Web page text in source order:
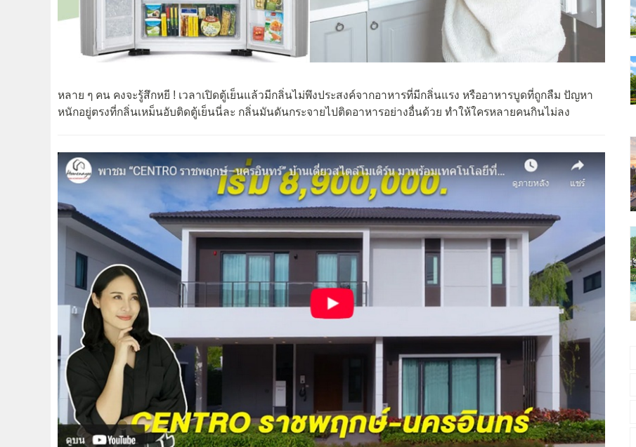
หลาย ๆ คน คงจะรู้สึกหยี ! เวลาเปิดตู้เย็นแล้วมีกลิ่นไม่พึงประสงค์จากอาหารที่มีกลิ่นแรง หรืออาหารบูดที่ถูกลืม ปัญหา
หนักอยู่ตรงที่กลิ่นเหม็นอับติดตู้เย็นนี่ละ กลิ่นมันดันกระจายไปติดอาหารอย่างอื่นด้วย ทำให้ใครหลายคนกินไม่ลง